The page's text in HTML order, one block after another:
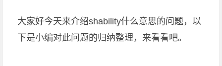
大家好今天来介绍shability什么意思的问题，以
下是小编对此问题的归纳整理，来看看吧。